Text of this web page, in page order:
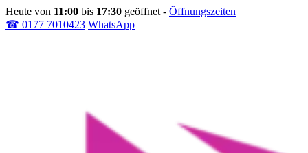
Heute von 11:00 bis 17:30 geöffnet - Öffnungszeiten
☎ 0177 7010423 WhatsApp